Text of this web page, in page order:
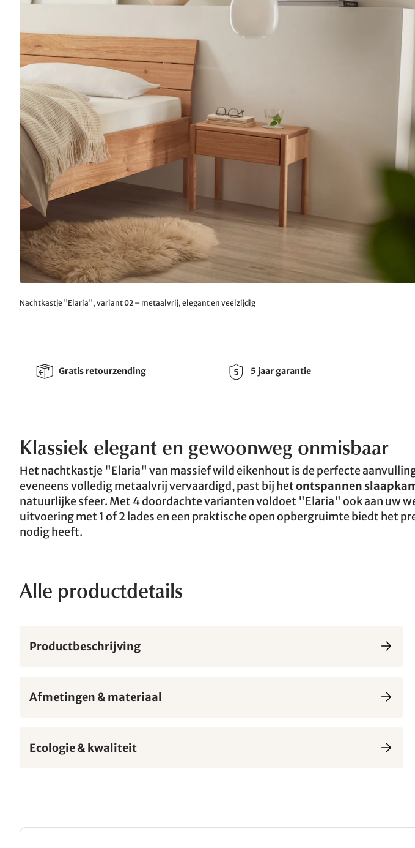
Nachtkastje "Elaria", variant 02 – metaalvrij, elegant en veelzijdig
Gratis retourzending 5 jaar garantie
Klassiek elegant en gewoonweg onmisbaar
Het nachtkastje "Elaria" van massief wild eikenhout is de perfecte
eveneens volledig metaalvrij vervaardigd, past bij hetontspannen
natuurlijke sfeer. Met 4 doordachte varianten voldoet "Elaria" ook aan uw
uitvoering met 1 of 2 lades en een praktische open opbergruimte biedt het
nodig heeft.
Alle productdetails
Productbeschrijving
Afmetingen & materiaal
Ecologie & kwaliteit